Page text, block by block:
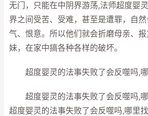
无门，只能在中阴界游荡,法师超度婴
界之间受苦、受难，甚至是遭罪，自
气、恨意。所以他们就会折磨母亲、
妹，在家中搞各种各样的破坏。
超度婴灵的法事失败了会反噬吗,哪
超度婴灵的法事失败了会反噬吗,哪
超度婴灵的法事失败了会反噬吗,哪里